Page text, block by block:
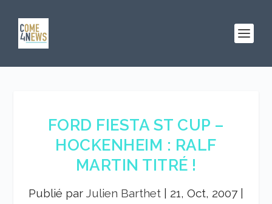
FORD FIESTA ST CUP –
HOCKENHEIM : RALF
MARTIN TITRÉ !
Publié par Julien Barthet 21, Oct, 2007